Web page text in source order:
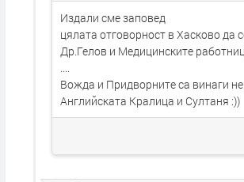
Издали сме заповед
цялата отговорност в Хасково да
Др.Гелов и Медицинските
Вожда и Придворните са винаги
Английската Кралица и Султаня :))